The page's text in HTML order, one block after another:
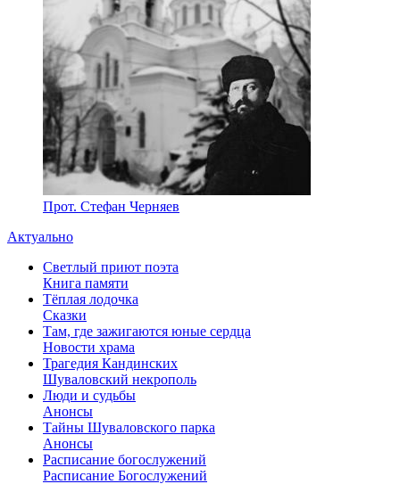
Прот. Стефан Черняев
Актуально
Светлый приют поэта
Книга памяти
Тёплая лодочка
Сказки
Там, где зажигаются юные сердца
Новости храма
Трагедия Кандинских
Шуваловский некрополь
Люди и судьбы
Анонсы
Тайны Шуваловского парка
Анонсы
Расписание богослужений
Расписание Богослужений